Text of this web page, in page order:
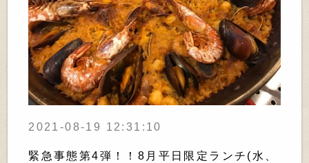
2021-08-19 12:31:10
緊急事態第4弾！！8月平日限定ランチ(水、